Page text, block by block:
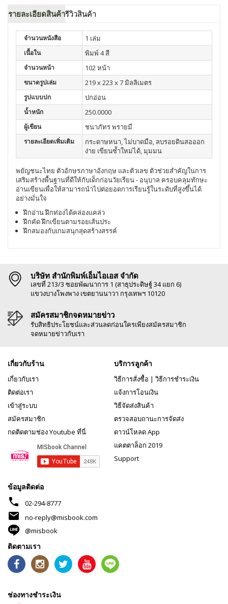
รายละเอียดสินค้ารีวิวสินค้า
จำนวนหนังสือ 1 เล่ม
เนื้อใน พิมพ์ 4 สี
จำนวนหน้า 102 หน้า
ขนาดรูปเล่ม 219 x 223 x 7 มิลลิเมตร
รูปแบบปก ปกอ่อน
น้ำหนัก 250.0000
ผู้เขียน ชนาภัทร พรายมี
รายละเอียดเพิ่มเติม
กระดาษหนา, ไม่บาดมือ, ลบรอยดินสอออก
ง่าย เขียนซ้ำใหม่ได้, มุมมน
พยัญชนะไทย ตัวอักษรภาษาอังกฤษ และตัวเลข ตัวช่วยสำคัญในการ
เสริมสร้างพื้นฐานที่ดีให้กับเด็กก่อนวัยเรียน - อนุบาล ครอบคลุมทักษะ
อ่านเขียนเพื่อให้สามารถนำไปต่อยอดการเรียนรู้ในระดับที่สูงขึ้นได้
อย่างมั่นใจ
ฝึกอ่าน ฝึกท่องได้คล่องแคล่ว
ฝึกคัด ฝึกเขียนตามรอยเส้นประ
ฝึกสมองกับเกมสนุกสุดสร้างสรรค์
บริษัท สำนักพิมพ์เอ็มไอเอส จำกัด
เลขที่ 213/3 ซอยพัฒนาการ 1 (สาธุประดิษฐ์ 34 แยก 6)
แขวงบางโพงพาง เขตยานนาวา กรุงเทพฯ 10120
สมัครสมาชิกจดหมายข่าว
รับสิทธิประโยชน์และส่วนลดก่อนใครเพียงสมัครสมาชิก
จดหมายข่าวกับเรา
เกี่ยวกับร้าน
เกี่ยวกับเรา
ติดต่อเรา
เข้าสู่ระบบ
สมัครสมาชิก
กดติดตามช่อง Youtube ที่นี่
บริการลูกค้า
วิธีการสั่งซื้อ | วิธีการชำระเงิน
แจ้งการโอนเงิน
วิธีจัดส่งสินค้า
ตรวจสอบถานะการจัดส่ง
ดาวน์โหลด App
แคตตาล็อก 2019
Support
ข้อมูลติดต่อ
phone 02-294-8777
mail
no-reply@misbook.com
@misbook
ติดตามเรา
ช่องทางชำระเงิน